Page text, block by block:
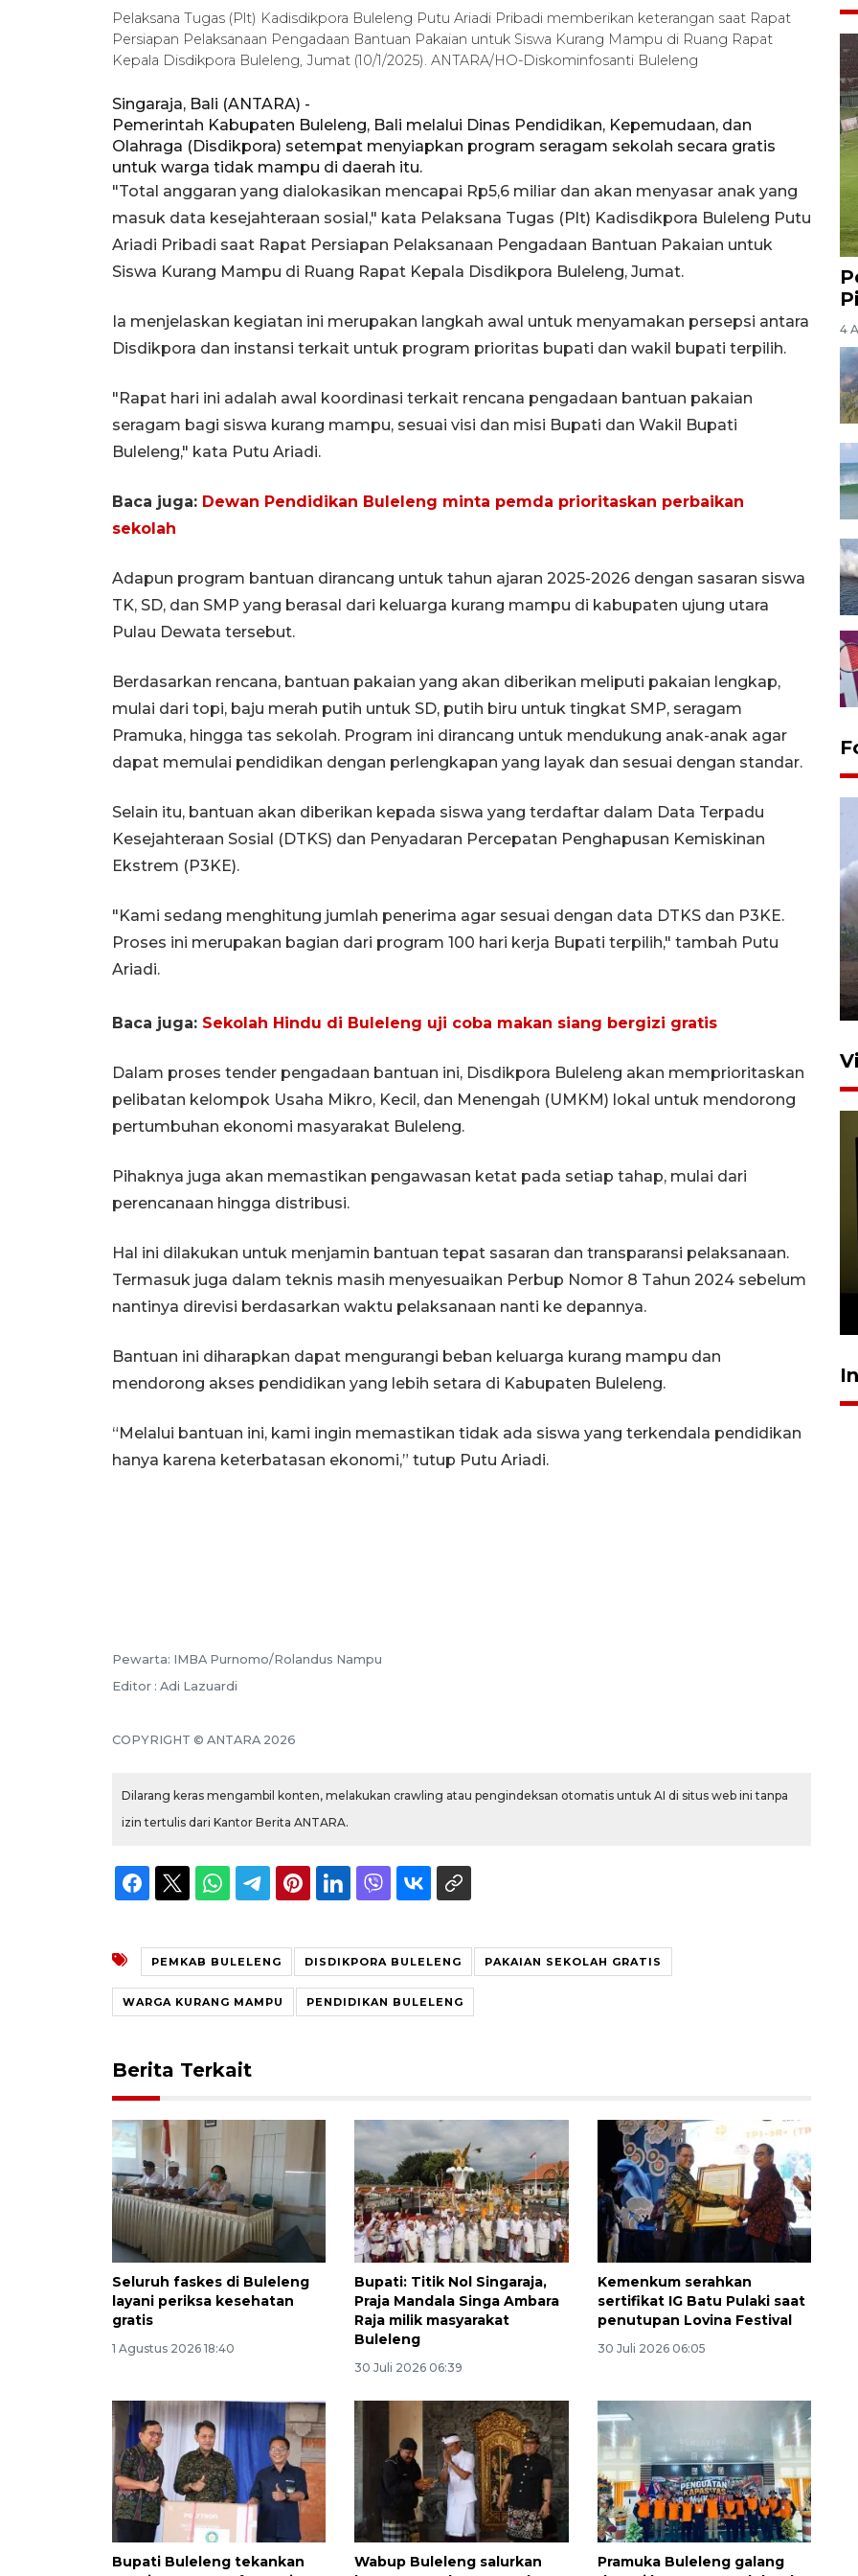
Pelaksana Tugas (Plt) Kadisdikpora Buleleng Putu Ariadi Pribadi memberikan keterangan saat Rapat
Persiapan Pelaksanaan Pengadaan Bantuan Pakaian untuk Siswa Kurang Mampu di Ruang Rapat
Kepala Disdikpora Buleleng, Jumat (10/1/2025). ANTARA/HO-Diskominfosanti Buleleng
Singaraja, Bali (ANTARA) -
Pemerintah Kabupaten Buleleng, Bali melalui Dinas Pendidikan, Kepemudaan, dan
Olahraga (Disdikpora) setempat menyiapkan program seragam sekolah secara gratis
untuk warga tidak mampu di daerah itu.
"Total anggaran yang dialokasikan mencapai Rp5,6 miliar dan akan menyasar anak yang
masuk data kesejahteraan sosial," kata Pelaksana Tugas (Plt) Kadisdikpora Buleleng Putu
Ariadi Pribadi saat Rapat Persiapan Pelaksanaan Pengadaan Bantuan Pakaian untuk
Siswa Kurang Mampu di Ruang Rapat Kepala Disdikpora Buleleng, Jumat.
Ia menjelaskan kegiatan ini merupakan langkah awal untuk menyamakan persepsi antara
Disdikpora dan instansi terkait untuk program prioritas bupati dan wakil bupati terpilih.
"Rapat hari ini adalah awal koordinasi terkait rencana pengadaan bantuan pakaian
seragam bagi siswa kurang mampu, sesuai visi dan misi Bupati dan Wakil Bupati
Buleleng," kata Putu Ariadi.
Baca juga: Dewan Pendidikan Buleleng minta pemda prioritaskan perbaikan
sekolah
Adapun program bantuan dirancang untuk tahun ajaran 2025-2026 dengan sasaran siswa
TK, SD, dan SMP yang berasal dari keluarga kurang mampu di kabupaten ujung utara
Pulau Dewata tersebut.
Berdasarkan rencana, bantuan pakaian yang akan diberikan meliputi pakaian lengkap,
mulai dari topi, baju merah putih untuk SD, putih biru untuk tingkat SMP, seragam
Pramuka, hingga tas sekolah. Program ini dirancang untuk mendukung anak-anak agar
dapat memulai pendidikan dengan perlengkapan yang layak dan sesuai dengan standar.
Selain itu, bantuan akan diberikan kepada siswa yang terdaftar dalam Data Terpadu
Kesejahteraan Sosial (DTKS) dan Penyadaran Percepatan Penghapusan Kemiskinan
Ekstrem (P3KE).
"Kami sedang menghitung jumlah penerima agar sesuai dengan data DTKS dan P3KE.
Proses ini merupakan bagian dari program 100 hari kerja Bupati terpilih," tambah Putu
Ariadi.
Baca juga: Sekolah Hindu di Buleleng uji coba makan siang bergizi gratis
Dalam proses tender pengadaan bantuan ini, Disdikpora Buleleng akan memprioritaskan
pelibatan kelompok Usaha Mikro, Kecil, dan Menengah (UMKM) lokal untuk mendorong
pertumbuhan ekonomi masyarakat Buleleng.
Pihaknya juga akan memastikan pengawasan ketat pada setiap tahap, mulai dari
perencanaan hingga distribusi.
Hal ini dilakukan untuk menjamin bantuan tepat sasaran dan transparansi pelaksanaan.
Termasuk juga dalam teknis masih menyesuaikan Perbup Nomor 8 Tahun 2024 sebelum
nantinya direvisi berdasarkan waktu pelaksanaan nanti ke depannya.
Bantuan ini diharapkan dapat mengurangi beban keluarga kurang mampu dan
mendorong akses pendidikan yang lebih setara di Kabupaten Buleleng.
“Melalui bantuan ini, kami ingin memastikan tidak ada siswa yang terkendala pendidikan
hanya karena keterbatasan ekonomi,” tutup Putu Ariadi.
Pewarta: IMBA Purnomo/Rolandus Nampu
Editor : Adi Lazuardi
COPYRIGHT © ANTARA 2026
Dilarang keras mengambil konten, melakukan crawling atau pengindeksan otomatis untuk AI di situs web ini tanpa
izin tertulis dari Kantor Berita ANTARA.
PEMKAB BULELENG DISDIKPORA BULELENG PAKAIAN SEKOLAH GRATIS
WARGA KURANG MAMPU PENDIDIKAN BULELENG
Berita Terkait
Seluruh faskes di Buleleng
layani periksa kesehatan
gratis
1 Agustus 2026 18:40
Bupati: Titik Nol Singaraja,
Praja Mandala Singa Ambara
Raja milik masyarakat
Buleleng
30 Juli 2026 06:39
Kemenkum serahkan
sertifikat IG Batu Pulaki saat
penutupan Lovina Festival
30 Juli 2026 06:05
Bupati Buleleng tekankan
Wabup Buleleng salurkan
Pramuka Buleleng galang
4
Sebanyak 62 penumpang
selamat dari kebakaran KM
Mutiara Sentosa II
jelang laga lawan Kamboja
pada Piala AFF
23 Juli 2026 19:12
Sinyal positif perekonomian